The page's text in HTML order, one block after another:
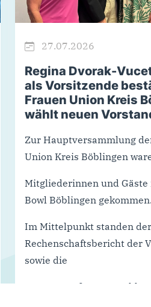
27.07.2026
Regina Dvorak-
als Vorsitzende
Frauen Union Kreis
wählt neuen
Zur Hauptversammlung
Union Kreis Böblingen
Mitgliederinnen und Gäste
Bowl Böblingen gekommen.
Im Mittelpunkt standen der
Rechenschaftsbericht der
sowie die
turnusgenäßen Neuwahlen